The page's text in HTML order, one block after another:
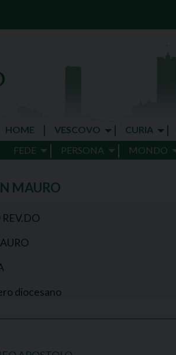
HOME VESCOVO CURIA
FEDE
PERSONA MONDO
MAURO
diocesano